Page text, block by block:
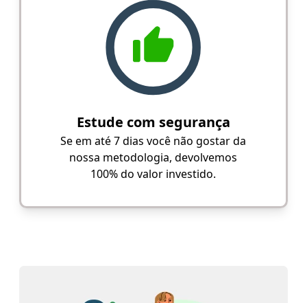
Estude com segurança
Se em até 7 dias você não gostar da
nossa metodologia, devolvemos
100% do valor investido.